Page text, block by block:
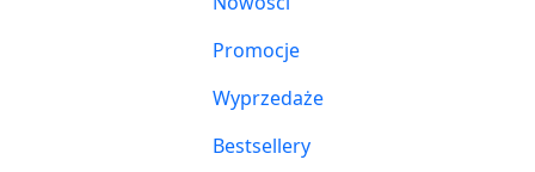
Promocje
Wyprzedaże
Bestsellery